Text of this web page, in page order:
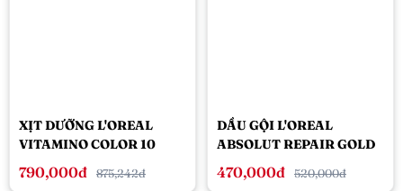
XỊT DƯỠNG L'OREAL
VITAMINO COLOR 10
TRONG 1 GIỮ MÀU TÓC
NHUỘM 190ML
790,000đ 875,242đ
DẦU GỘI L'OREAL
ABSOLUT REPAIR GOLD
PHỤC HỒI TÓC TOÀN
DIỆN 300ML
470,000đ 520,000đ